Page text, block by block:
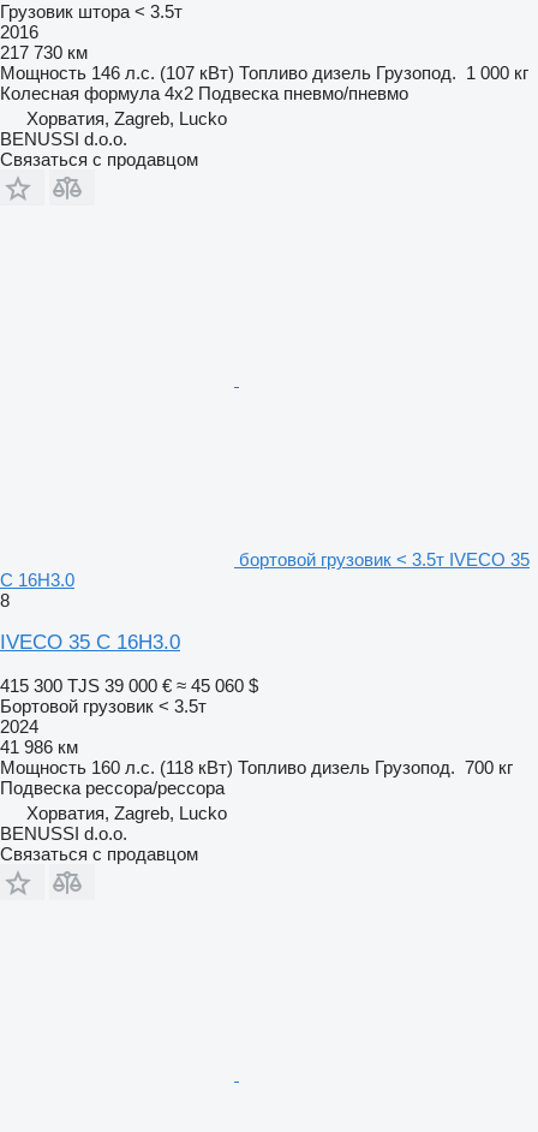
Грузовик штора < 3.5т
2016
217 730 км
Мощность 146 л.с. (107 кВт) Топливо дизель Грузопод. 1 000 кг
Колесная формула 4x2 Подвеска пневмо/пневмо
Хорватия, Zagreb, Lucko
BENUSSI d.o.o.
Связаться с продавцом
бортовой грузовик < 3.5т IVECO 35
C 16H3.0
8
IVECO 35 C 16H3.0
415 300 TJS 39 000 € ≈ 45 060 $
Бортовой грузовик < 3.5т
2024
41 986 км
Мощность 160 л.с. (118 кВт) Топливо дизель Грузопод. 700 кг
Подвеска рессора/рессора
Хорватия, Zagreb, Lucko
BENUSSI d.o.o.
Связаться с продавцом